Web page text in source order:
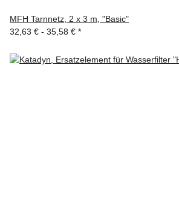
MFH Tarnnetz, 2 x 3 m, "Basic"
32,63 € - 35,58 € *